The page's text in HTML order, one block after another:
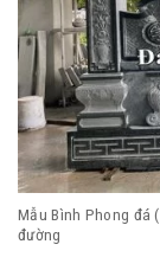
Mẫu Bình Phong đá
đường